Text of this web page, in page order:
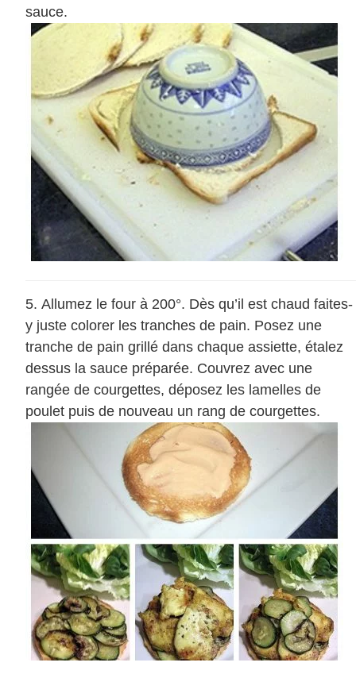
sauce.
Allumez le four à 200°. Dès qu’il est chaud faites-
y juste colorer les tranches de pain. Posez une
tranche de pain grillé dans chaque assiette, étalez
dessus la sauce préparée. Couvrez avec une
rangée de courgettes, déposez les lamelles de
poulet puis de nouveau un rang de courgettes.